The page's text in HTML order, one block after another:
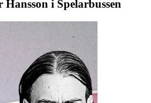
i Spelarbussen